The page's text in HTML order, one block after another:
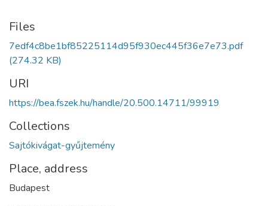
Files
7edf4c8be1bf85225114d95f930ec445f36e7e73.pdf
(274.32 KB)
URI
https://bea.fszek.hu/handle/20.500.14711/99919
Collections
Sajtókivágat-gyűjtemény
Place, address
Budapest